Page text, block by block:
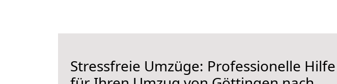
Stressfreie Umzüge: Professionelle Hilfe